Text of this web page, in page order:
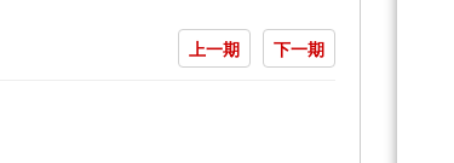
上一期 下一期